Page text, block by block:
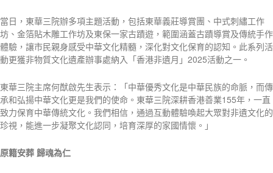
當日，東華三院辦多項主題活動，包括東華義莊導賞團、中式刺繡工作
坊、金箔貼木雕工作坊及東保一家古蹟遊，範圍涵蓋古蹟導賞及傳統手作
體驗，讓市民親身感受中華文化精髓，深化對文化保育的認知。此系列活
動更獲非物質文化遺產辦事處納入「香港非遺月」2025活動之一。
東華三院主席何猷啟先生表示：「中華優秀文化是中華民族的命脈，而傳
承和弘揚中華文化更是我們的使命。東華三院深耕香港善業155年，一直
致力保育中華傳統文化。我們相信，通過互動體驗喚起大眾對非遺文化的
珍視，能進一步凝聚文化認同，培育深厚的家國情懷。」
原籍安葬 歸魂為仁